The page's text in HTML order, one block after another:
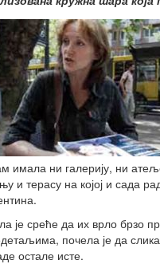
имала ни галерију, ни
и терасу на којој и сада
је среће да их врло брзо
почела је да
остале исте.